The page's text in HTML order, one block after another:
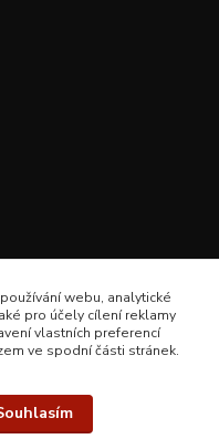
webu, analytické
pro účely cílení reklamy
vlastních preferencí
ve spodní části stránek.